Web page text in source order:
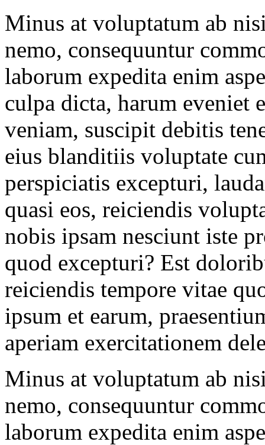
Minus at voluptatum ab
nemo, consequuntur
laborum expedita enim
culpa dicta, harum eveniet
veniam, suscipit debitis
eius blanditiis voluptate
perspiciatis excepturi,
quasi eos, reiciendis
nobis ipsam nesciunt iste
quod excepturi? Est
reiciendis tempore vitae
ipsum et earum,
aperiam exercitationem
Minus at voluptatum ab
nemo, consequuntur
laborum expedita enim